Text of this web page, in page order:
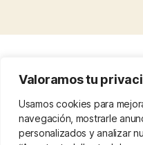
Valoramos tu
Usamos cookies para
navegación, mostrarle
personalizados y analizar
Protección de datos
Politica de cookies
Nosotros